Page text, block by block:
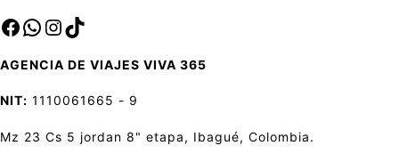
Facebook
saInstagram
TikTok
AGENCIA DE VIAJES VIVA 365
NIT: 1110061665 - 9
Mz 23 Cs 5 jordan 8" etapa, Ibagué, Colombia.